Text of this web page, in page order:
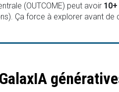
(OUTCOME) peut avoir
Ça force à explorer avant de
GalaxIA